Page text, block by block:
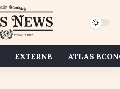
EXTERNE ATLAS